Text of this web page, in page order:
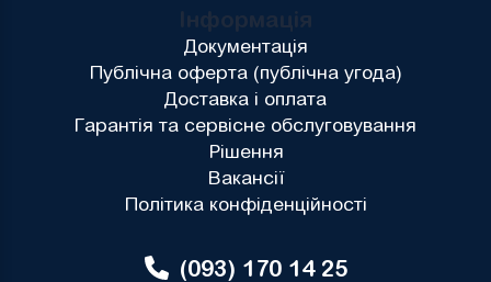
Інформація
Документація
Публічна оферта (публічна угода)
Доставка і оплата
Гарантія та сервісне обслуговування
Рішення
Вакансії
Політика конфіденційності
(093) 170 14 25